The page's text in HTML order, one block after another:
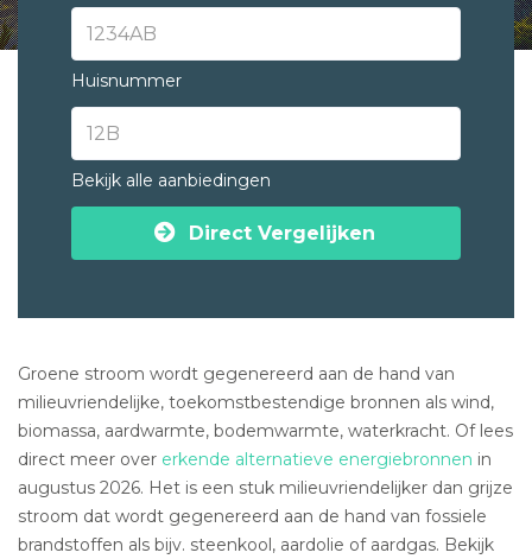
Huisnummer
Bekijk alle aanbiedingen
Direct Vergelijken
Groene stroom wordt gegenereerd aan de hand van
milieuvriendelijke, toekomstbestendige bronnen als wind,
biomassa, aardwarmte, bodemwarmte, waterkracht. Of lees
direct meer over erkende alternatieve energiebronnen in
augustus 2026. Het is een stuk milieuvriendelijker dan grijze
stroom dat wordt gegenereerd aan de hand van fossiele
brandstoffen als bijv. steenkool, aardolie of aardgas. Bekijk